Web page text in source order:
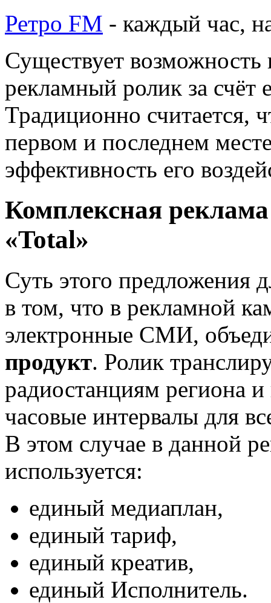
Ретро FM - каждый час,
Существует
рекламный ролик за счёт
Традиционно считается,
первом и последнем
эффективность его
Комплексная
«Total»
Суть этого предложения
в том, что в рекламной
электронные СМИ,
продукт. Ролик
радиостанциям региона
часовые интервалы для
В этом случае в данной
используется:
единый медиаплан,
единый тариф,
единый креатив,
единый Исполнитель.